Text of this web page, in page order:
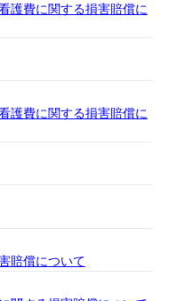
護費に関する損害賠償に
護費に関する損害賠償に
賠償について